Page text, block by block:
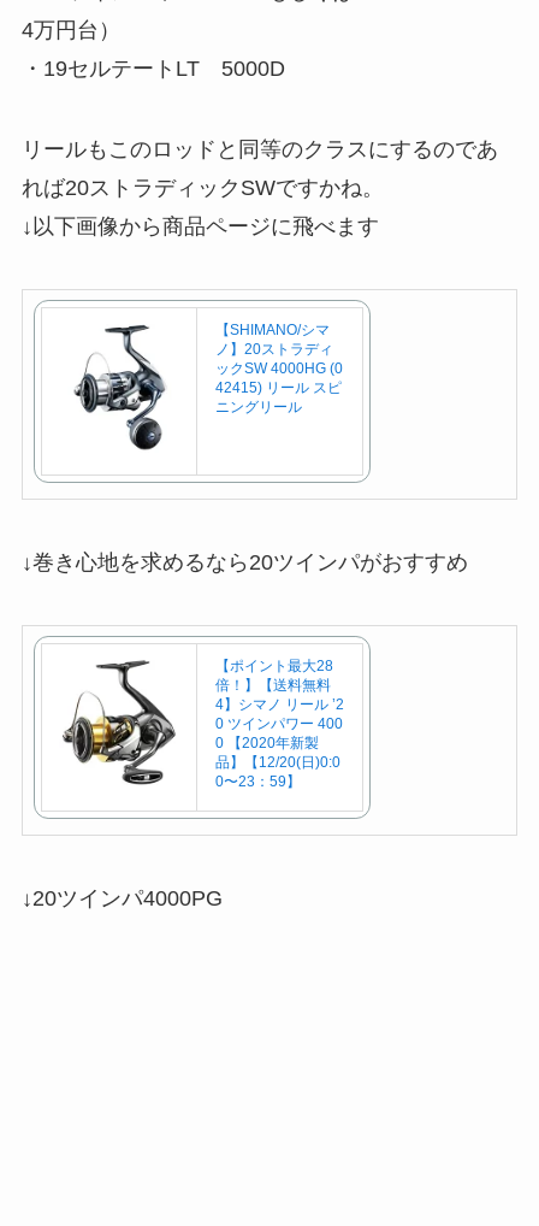
4万円台）
・19セルテートLT 5000D
リールもこのロッドと同等のクラスにするのであ
れば20ストラディックSWですかね。
↓以下画像から商品ページに飛べます
【SHIMANO/シマ
ノ】20ストラディ
ックSW 4000HG (0
42415) リール スピ
ニングリール
↓巻き心地を求めるなら20ツインパがおすすめ
【ポイント最大28
倍！】【送料無料
4】シマノ リール ’2
0 ツインパワー 400
0 【2020年新製
品】【12/20(日)0:0
0〜23：59】
↓20ツインパ4000PG